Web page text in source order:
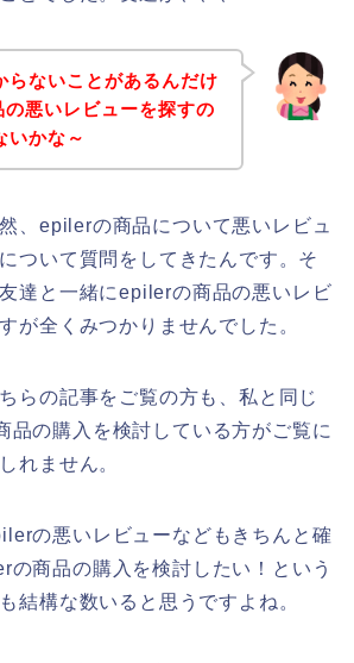
らないことがあるんだけ
悪いレビューを探すの
いかな～
、epilerの商品について悪いレビュ
ついて質問をしてきたんです。そ
達と一緒にepilerの商品の悪いレビ
が全くみつかりませんでした。
らの記事をご覧の方も、私と同じ
品の購入を検討している方がご覧に
れません。
の悪いレビューなどもきちんと確
の商品の購入を検討したい！という
結構な数いると思うですよね。